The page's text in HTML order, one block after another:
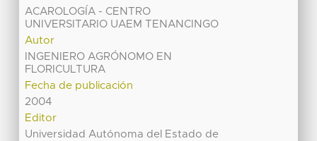
ACAROLOGÍA - CENTRO
UNIVERSITARIO UAEM TENANCINGO
Autor
INGENIERO AGRÓNOMO EN
FLORICULTURA
Fecha de publicación
2004
Editor
Universidad Autónoma del Estado de